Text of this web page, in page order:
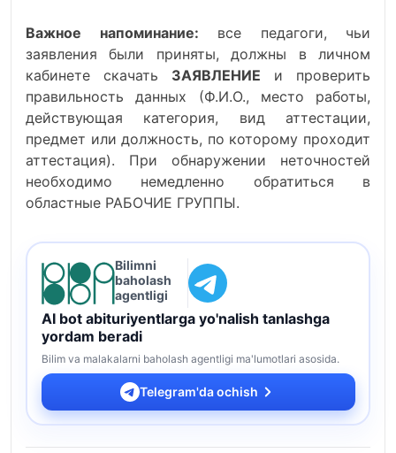
Важное напоминание: все педагоги, чьи
заявления были приняты, должны в личном
кабинете скачать ЗАЯВЛЕНИЕ и проверить
правильность данных (Ф.И.О., место работы,
действующая категория, вид аттестации,
предмет или должность, по которому проходит
аттестация). При обнаружении неточностей
необходимо немедленно обратиться в
областные РАБОЧИЕ ГРУППЫ.
Bilimni
baholash
agentligi
AI bot abituriyentlarga yo'nalish tanlashga
yordam beradi
Bilim va malakalarni baholash agentligi ma'lumotlari asosida.
Telegram'da ochish